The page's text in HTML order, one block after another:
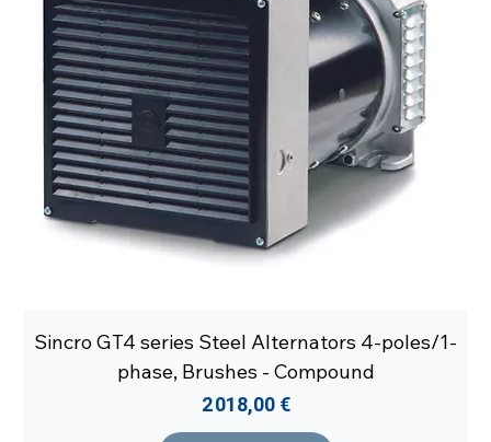
Sincro GT4 series Steel Alternators 4-poles/1-
phase, Brushes - Compound
Prix
2 018,00 €